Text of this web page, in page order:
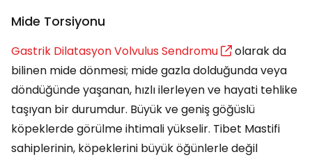
Mide Torsiyonu
Gastrik Dilatasyon Volvulus Sendromu
olarak da
bilinen mide dönmesi; mide gazla dolduğunda veya
döndüğünde yaşanan, hızlı ilerleyen ve hayati tehlike
taşıyan bir durumdur. Büyük ve geniş göğüslü
köpeklerde görülme ihtimali yükselir. Tibet Mastifi
sahiplerinin, köpeklerini büyük öğünlerle değil